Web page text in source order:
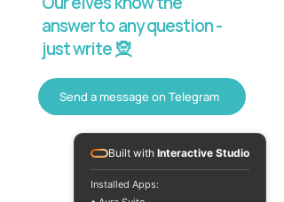
answer to any question -
just write 🧝
Send a message on Telegram
Built with Interactive Studio
Installed Apps: